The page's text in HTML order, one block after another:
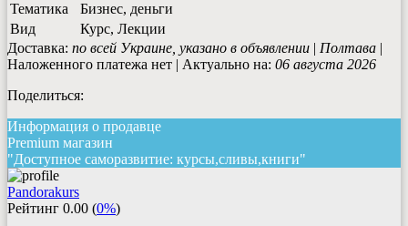
Тематика
Бизнес, деньги
Вид
Курс, Лекции
Доставка: по всей Украине, указано в объявлении | Полтава |
Наложенного платежа нет | Актуально на: 06 августа 2026
Поделиться:
Информация о продавце
Premium магазин
"Доступное саморазвитие: курсы,сливы,книги"
Pandorakurs
Рейтинг 0.00 (0%)